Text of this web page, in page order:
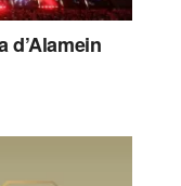
d’Alamein